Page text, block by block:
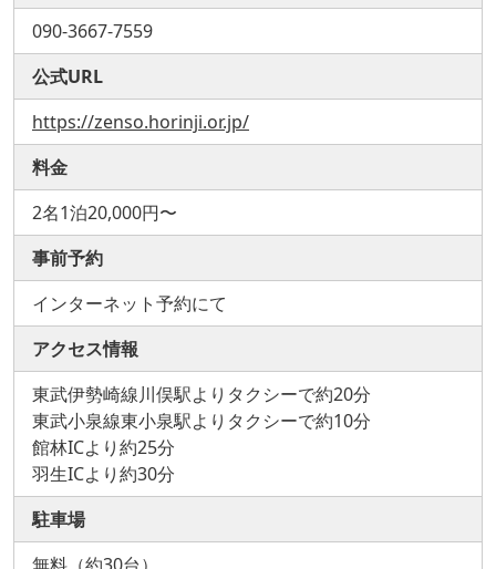
090-3667-7559
公式URL
https://zenso.horinji.or.jp/
料金
2名1泊20,000円〜
事前予約
インターネット予約にて
アクセス情報
東武伊勢崎線川俣駅よりタクシーで約20分
東武小泉線東小泉駅よりタクシーで約10分
館林ICより約25分
羽生ICより約30分
駐車場
無料（約30台）